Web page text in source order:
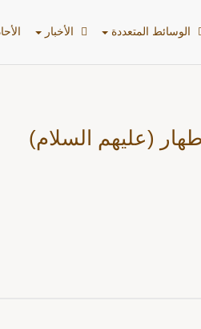
الوسائط المتعددة الأخبار
(عليهم السلام)